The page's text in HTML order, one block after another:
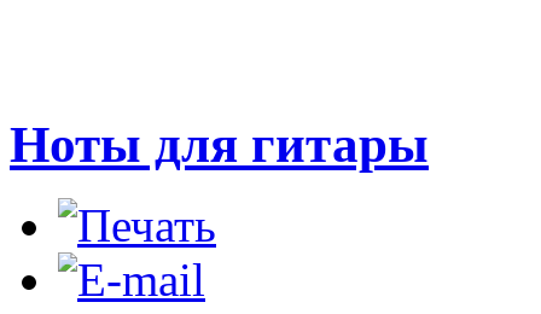
Ноты для гитары